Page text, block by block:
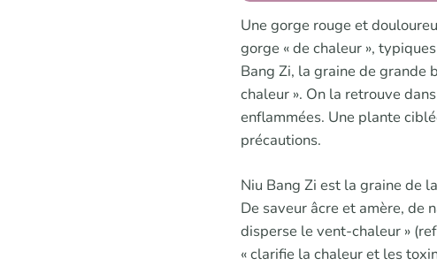
Une gorge rouge et
gorge « de chaleur »,
Bang Zi, la graine de grande
chaleur ». On la retrouve
enflammées. Une plante
précautions.
Niu Bang Zi est la graine de
De saveur âcre et amère, de
disperse le vent-chaleur »
« clarifie la chaleur et les